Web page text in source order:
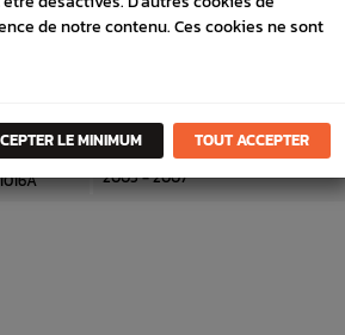
Extension d'aile arrière origine
Protection aile arrière WRX 2001
2001 - 2004
/
Protection Aile Arrière Origine
2005 - 2007
de notre contenu. Ces cookies ne sont
LE MINIMUM TOUT ACCEPTER